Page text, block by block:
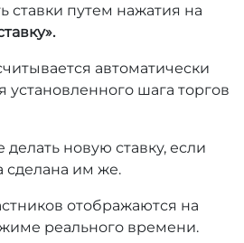
ставки путем нажатия на
автоматически
шага торгов
новую ставку, если
сделана им же.
отображаются на
реального времени.